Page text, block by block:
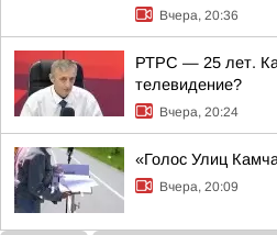
Вчера, 20:36
РТРС — 25 лет.
телевидение?
Вчера, 20:24
«Голос Улиц
Вчера, 20:09